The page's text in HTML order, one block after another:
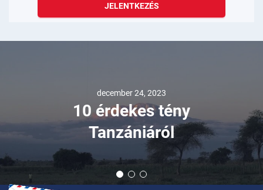
JELENTKEZÉS
december 24, 2023
10 érdekes tény
Tanzániáról